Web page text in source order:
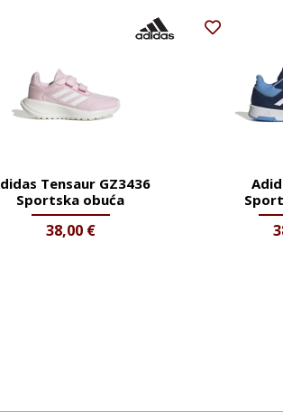
Tensaur GZ3436
Sportska obuća
38,00 €